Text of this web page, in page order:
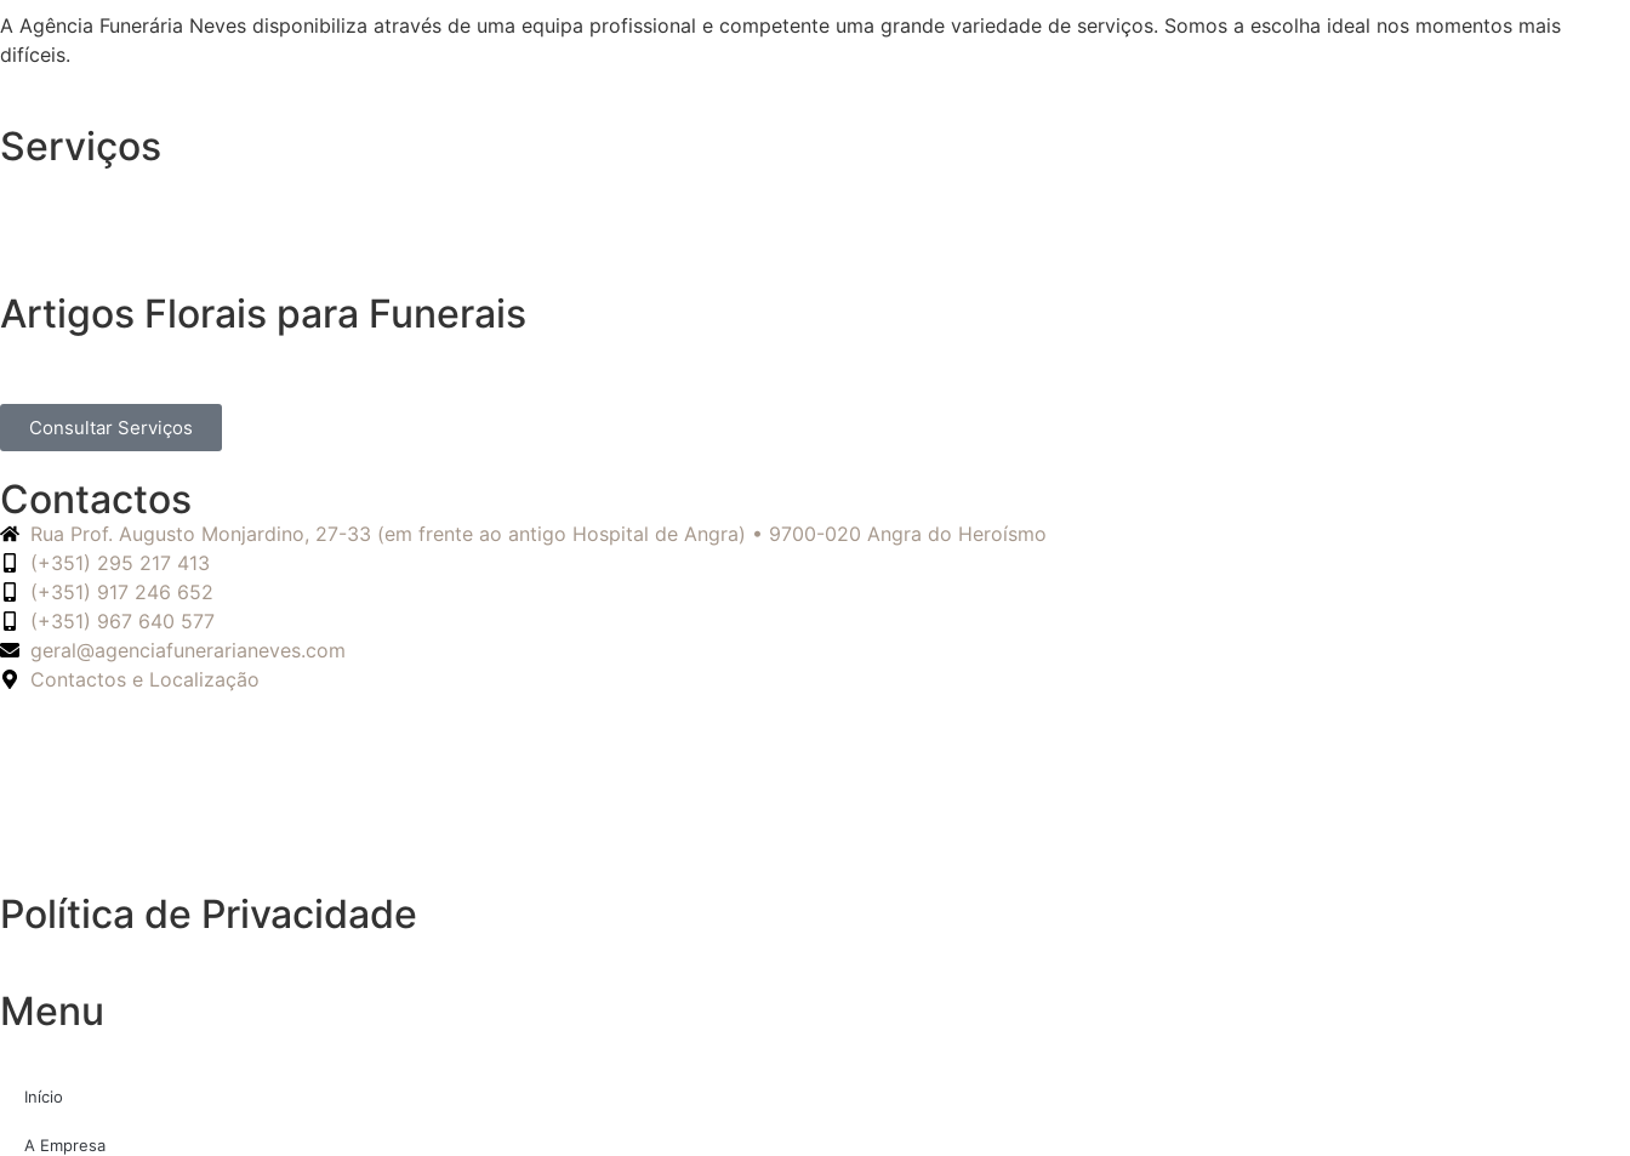
A Agência Funerária Neves disponibiliza através de uma equipa profissional e competente uma grande variedade de serviços. Somos a escolha ideal nos momentos mais
difíceis.
Serviços
Artigos Florais para Funerais
Consultar Serviços
Contactos
Rua Prof. Augusto Monjardino, 27-33 (em frente ao antigo Hospital de Angra) • 9700-020 Angra do Heroísmo
(+351) 295 217 413
(+351) 917 246 652
(+351) 967 640 577
geral@agenciafunerarianeves.com
Contactos e Localização
Política de Privacidade
Menu
Início
A Empresa